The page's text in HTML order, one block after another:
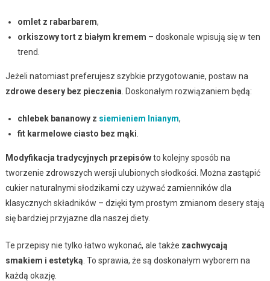
omlet z rabarbarem,
orkiszowy tort z białym kremem – doskonale wpisują się w ten
trend.
Jeżeli natomiast preferujesz szybkie przygotowanie, postaw na
zdrowe desery bez pieczenia . Doskonałym rozwiązaniem będą:
chlebek bananowy z siemieniem lnianym,
fit karmelowe ciasto bez mąki
Modyfikacja tradycyjnych przepisówto kolejny sposób na
tworzenie zdrowszych wersji ulubionych słodkości. Można zastąpić
cukier naturalnymi słodzikami czy używać zamienników dla
klasycznych składników – dzięki tym prostym zmianom desery stają
się bardziej przyjazne dla naszej diety.
Te przepisy nie tylko łatwo wykonać, ale także zachwycają
smakiem i estetyką . To sprawia, że są doskonałym wyborem na
każdą okazję.